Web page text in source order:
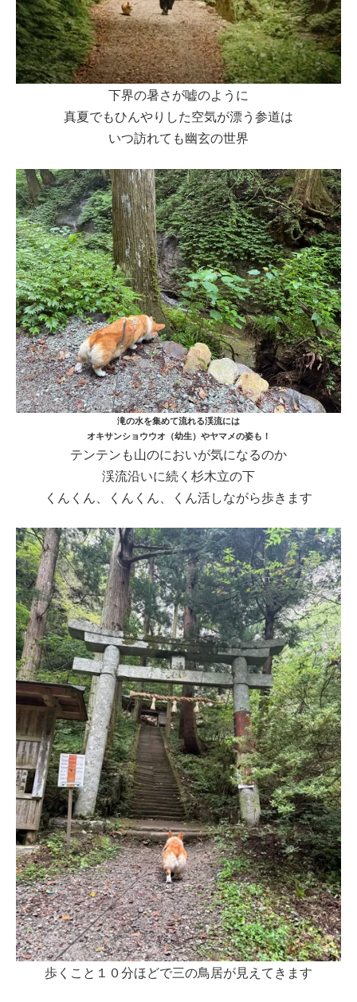
下界の暑さが嘘のように
真夏でもひんやりした空気が漂う参道は
いつ訪れても幽玄の世界
滝の水を集めて流れる渓流には
オキサンショウウオ（幼生）やヤマメの姿も！
テンテンも山のにおいが気になるのか
渓流沿いに続く杉木立の下
くんくん、くんくん、くん活しながら歩きます
歩くこと１０分ほどで三の鳥居が見えてきます